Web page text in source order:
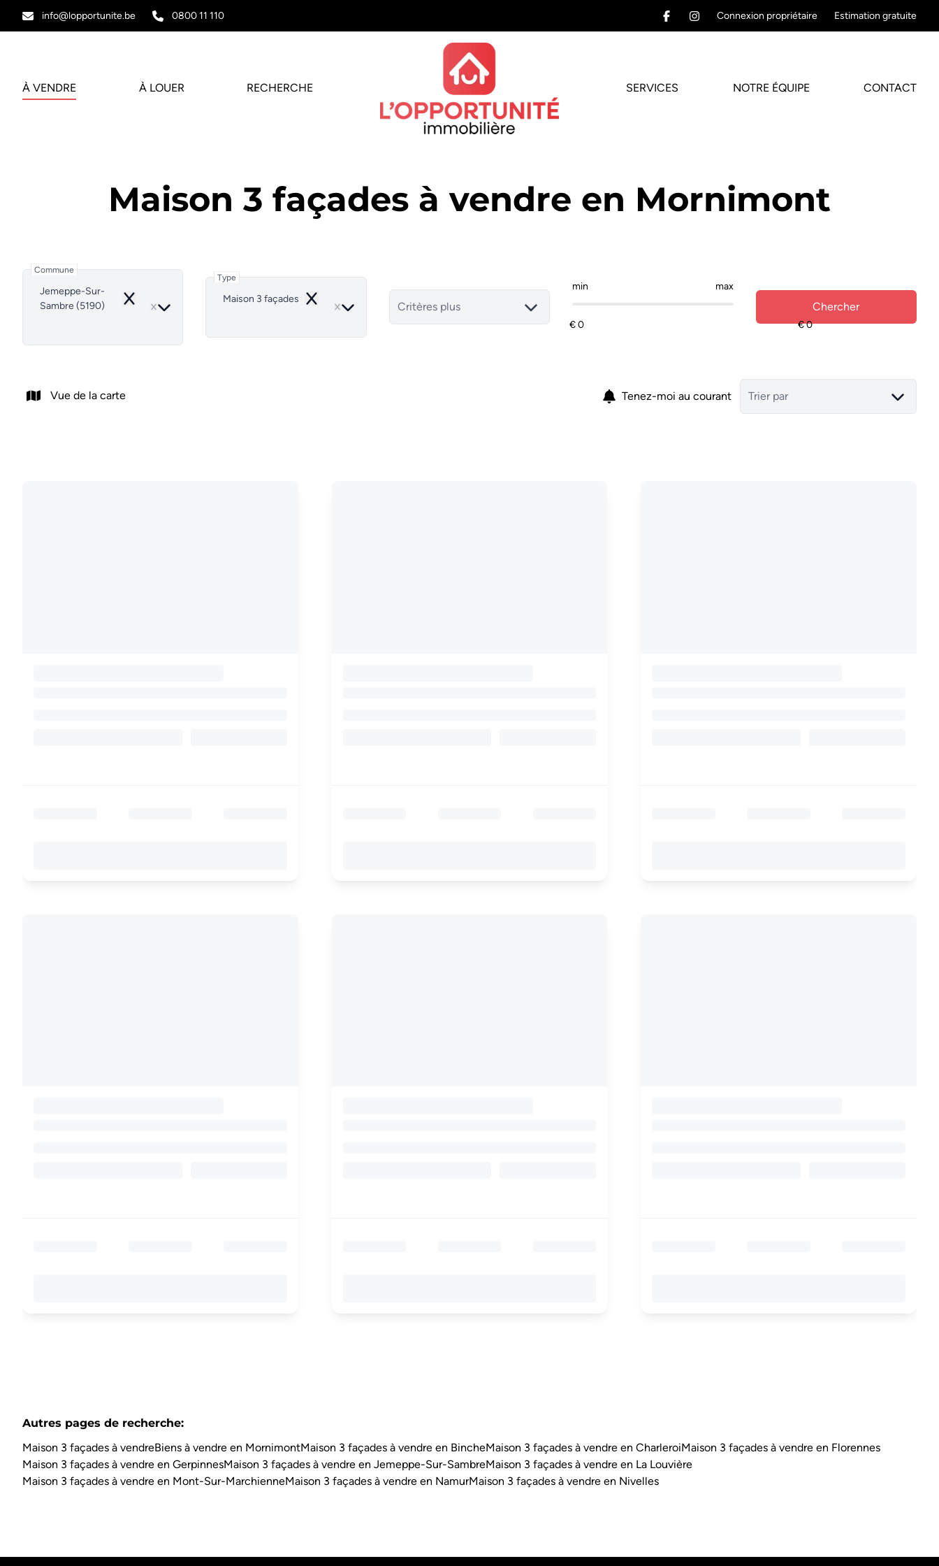
info@lopportunite.be 0800 11 110 Connexion propriétaire Estimation gratuite
À VENDRE À LOUER RECHERCHE SERVICES NOTRE ÉQUIPE CONTACT
Maison 3 façades à vendre en Mornimont
Commune
Jemeppe-Sur-
Sambre (5190)
Remove
Type
Maison 3 façades
Remove Critères plus
min max
Chercher
Vue de la carte Tenez-moi au courant Trier par
Autres pages de recherche:
Maison 3 façades à vendreBiens à vendre en MornimontMaison 3 façades à vendre en BincheMaison 3 façades à vendre en CharleroiMaison 3 façades à vendre en Florennes
Maison 3 façades à vendre en GerpinnesMaison 3 façades à vendre en Jemeppe-Sur-SambreMaison 3 façades à vendre en La Louvière
Maison 3 façades à vendre en Mont-Sur-MarchienneMaison 3 façades à vendre en NamurMaison 3 façades à vendre en Nivelles